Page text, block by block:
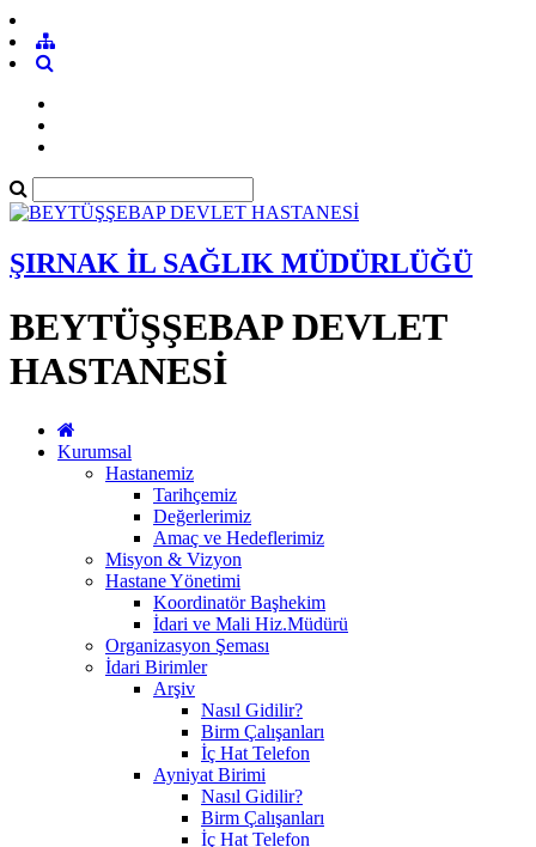
ŞIRNAK İL SAĞLIK MÜDÜRLÜĞÜ
BEYTÜŞŞEBAP DEVLET
HASTANESİ
Kurumsal
Hastanemiz
Tarihçemiz
Değerlerimiz
Amaç ve Hedeflerimiz
Misyon & Vizyon
Hastane Yönetimi
Koordinatör Başhekim
İdari ve Mali Hiz.Müdürü
Organizasyon Şeması
İdari Birimler
Arşiv
Nasıl Gidilir?
Birm Çalışanları
İç Hat Telefon
Ayniyat Birimi
Nasıl Gidilir?
Birm Çalışanları
İç Hat Telefon